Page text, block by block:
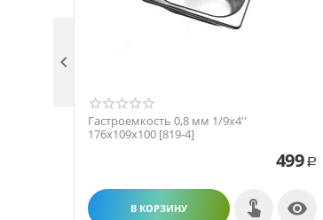
Гастроемкость 0,8 мм 1/9х4''
176х109х100 [819-4]
499 Р
В КОРЗИНУ 
